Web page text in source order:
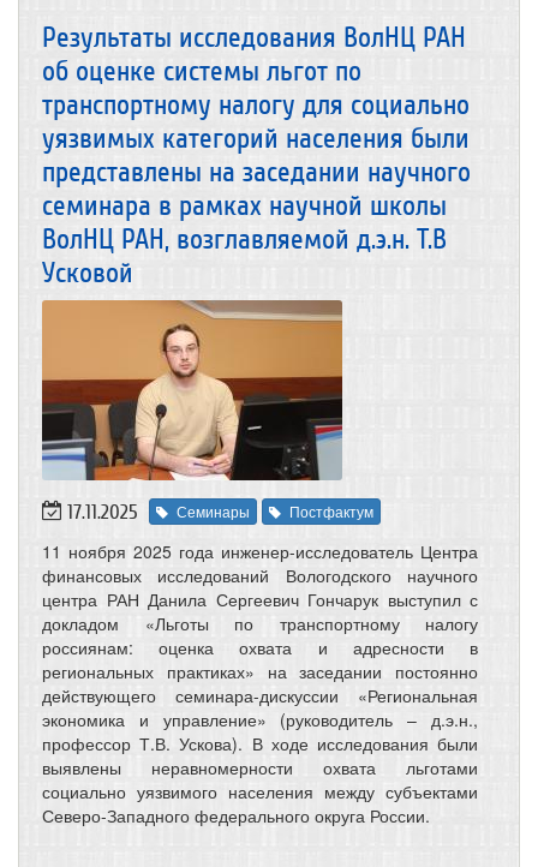
Результаты исследования ВолНЦ РАН
об оценке системы льгот по
транспортному налогу для социально
уязвимых категорий населения были
представлены на заседании научного
семинара в рамках научной школы
ВолНЦ РАН, возглавляемой д.э.н. Т.В
Усковой
17.11.2025 Семинары Постфактум
11 ноября 2025 года инженер-исследователь Центра
финансовых исследований Вологодского научного
центра РАН Данила Сергеевич Гончарук выступил с
докладом «Льготы по транспортному налогу
россиянам: оценка охвата и адресности в
региональных практиках» на заседании постоянно
действующего семинара-дискуссии «Региональная
экономика и управление» (руководитель – д.э.н.,
профессор Т.В. Ускова). В ходе исследования были
выявлены неравномерности охвата льготами
социально уязвимого населения между субъектами
Северо-Западного федерального округа России.